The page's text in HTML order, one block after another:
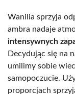
Wanilia sprzyja
ambra nadaje
intensywnych
Decydując się na
umilimy sobie
samopoczucie.
proporcjach